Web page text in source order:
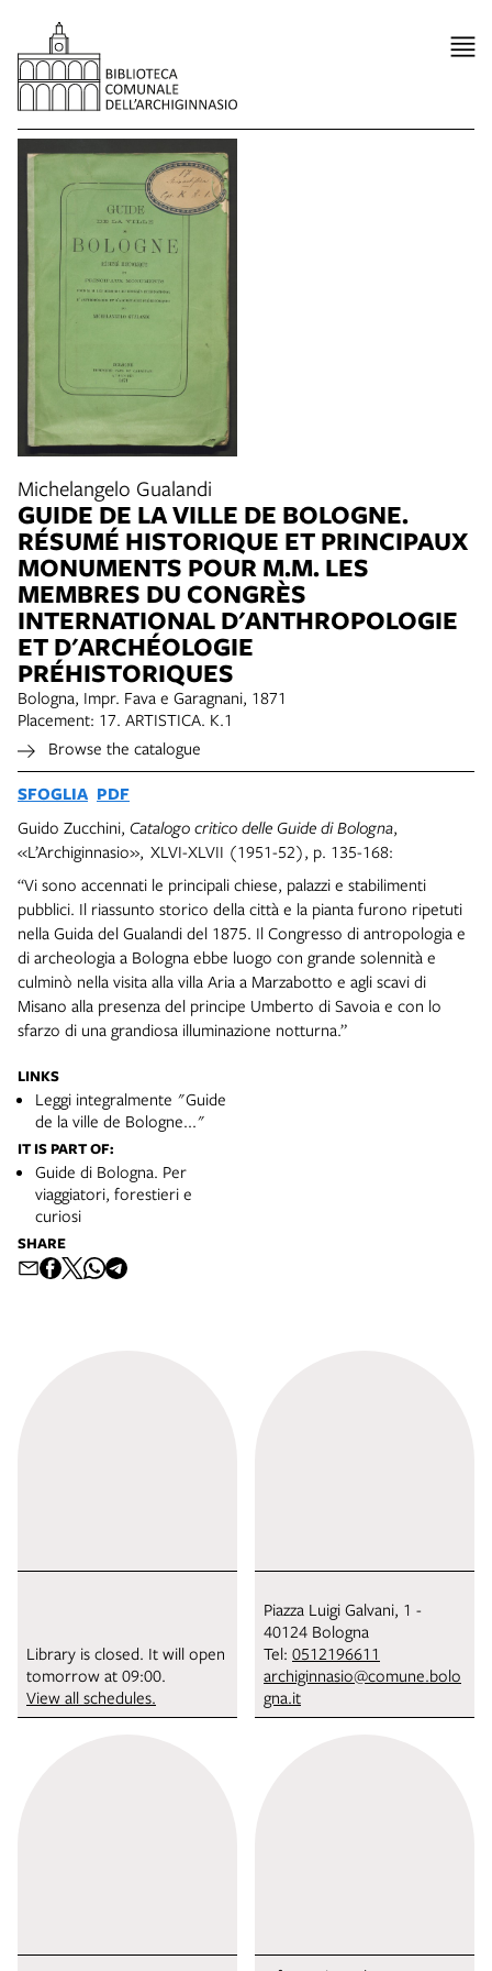
Michelangelo Gualandi
GUIDE DE LA VILLE DE BOLOGNE.
RÉSUMÉ HISTORIQUE ET PRINCIPAUX
MONUMENTS POUR M.M. LES
MEMBRES DU CONGRÈS
INTERNATIONAL D'ANTHROPOLOGIE
ET D'ARCHÉOLOGIE
PRÉHISTORIQUES
Bologna, Impr. Fava e Garagnani, 1871
Placement: 17. ARTISTICA. K.1
Browse the catalogue
SFOGLIA PDF
Guido Zucchini, Catalogo critico delle Guide di Bologna,
«L’Archiginnasio», XLVI-XLVII (1951-52), p. 135-168:
“Vi sono accennati le principali chiese, palazzi e stabilimenti
pubblici. Il riassunto storico della città e la pianta furono ripetuti
nella Guida del Gualandi del 1875. Il Congresso di antropologia e
di archeologia a Bologna ebbe luogo con grande solennità e
culminò nella visita alla villa Aria a Marzabotto e agli scavi di
Misano alla presenza del principe Umberto di Savoia e con lo
sfarzo di una grandiosa illuminazione notturna.”
LINKS
Leggi integralmente "Guide
de la ville de Bologne..."
IT IS PART OF:
Guide di Bologna. Per
viaggiatori, forestieri e
curiosi
SHARE
Library is closed. It will open
tomorrow at 09:00.
View all schedules.
Piazza Luigi Galvani, 1 -
40124 Bologna
Tel: 0512196611
archiginnasio@comune.bolo
gna.it